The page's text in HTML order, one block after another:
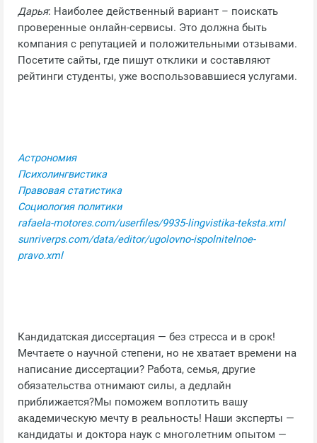
Дарья: Наиболее действенный вариант – поискать
проверенные онлайн-сервисы. Это должна быть
компания с репутацией и положительными отзывами.
Посетите сайты, где пишут отклики и составляют
рейтинги студенты, уже воспользовавшиеся услугами.
Астрономия
Психолингвистика
Правовая статистика
Социология политики
rafaela-motores.com/userfiles/9935-lingvistika-teksta.xml
sunriverps.com/data/editor/ugolovno-ispolnitelnoe-
pravo.xml
Кандидатская диссертация — без стресса и в срок!
Мечтаете о научной степени, но не хватает времени на
написание диссертации? Работа, семья, другие
обязательства отнимают силы, а дедлайн
приближается?Мы поможем воплотить вашу
академическую мечту в реальность! Наши эксперты —
кандидаты и доктора наук с многолетним опытом —